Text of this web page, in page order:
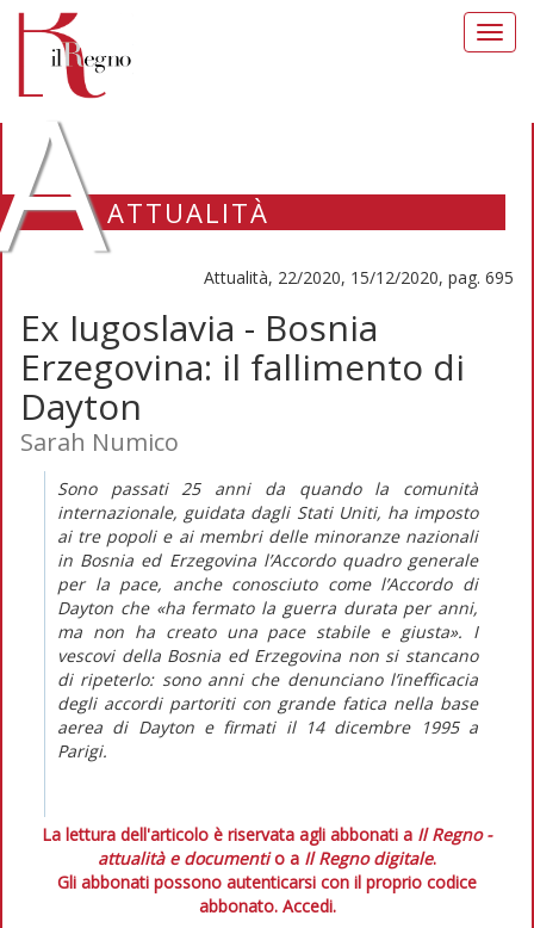
ATTUALITÀ
Attualità, 22/2020, 15/12/2020, pag. 695
Ex Iugoslavia - Bosnia
Erzegovina: il fallimento di
Dayton
Sarah Numico
Sono passati 25 anni da quando la comunità
internazionale, guidata dagli Stati Uniti, ha imposto
ai tre popoli e ai membri delle minoranze nazionali
in Bosnia ed Erzegovina l’Accordo quadro generale
per la pace, anche conosciuto come l’Accordo di
Dayton che «ha fermato la guerra durata per anni,
ma non ha creato una pace stabile e giusta». I
vescovi della Bosnia ed Erzegovina non si stancano
di ripeterlo: sono anni che denunciano l’inefficacia
degli accordi partoriti con grande fatica nella base
aerea di Dayton e firmati il 14 dicembre 1995 a
Parigi.
La lettura dell'articolo è riservata agli abbonati a Il Regno -
attualità e documentio a Il Regno digitale.
Gli abbonati possono autenticarsi con il proprio codice
abbonato. Accedi.